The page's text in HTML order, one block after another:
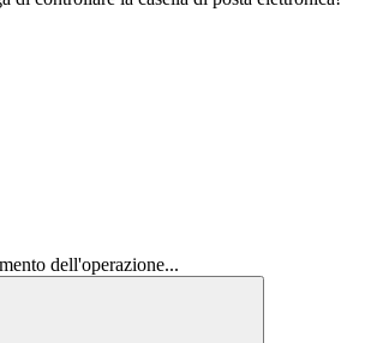
dell'operazione...